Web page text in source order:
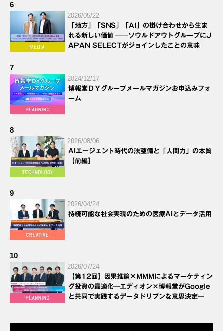
6
2026/05/22
「地方」「SNS」「AI」の掛け合わせから生ま
れる新しい価値 ──ソウルドアウトグループにJ
APAN SELECTがジョインしたことの意味
7
2024/12/17
博報堂ＤＹグループメールマガジンお申込みフォ
ーム
8
2026/08/06
AIエージェント時代の法整備と「人間力」の本質
【前編】
9
2026/04/24
持続可能な社会実現のための医療AIとデータ活用
10
2026/07/24
【第12回】因果推論×MMMによるマーケティン
グ投資の最適化―エディオン×博報堂がGoogle
と共同で実践するデータドリブンな意思決定―